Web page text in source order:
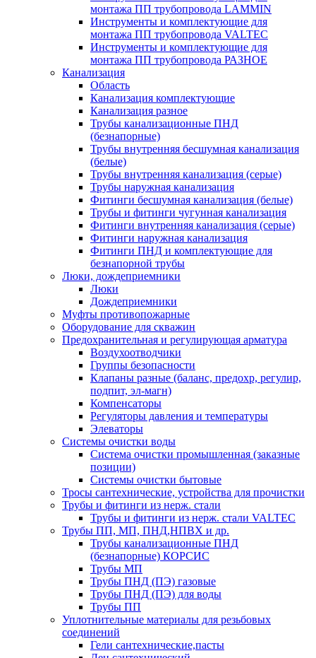
монтажа ПП трубопровода LAMMIN
Инструменты и комплектующие для
монтажа ПП трубопровода VALTEC
Инструменты и комплектующие для
монтажа ПП трубопровода РАЗНОЕ
Канализация
Область
Канализация комплектующие
Канализация разное
Трубы канализационные ПНД
(безнапорные)
Трубы внутренняя бесшумная канализация
(белые)
Трубы внутренняя канализация (серые)
Трубы наружная канализация
Фитинги бесшумная канализация (белые)
Трубы и фитинги чугунная канализация
Фитинги внутренняя канализация (серые)
Фитинги наружная канализация
Фитинги ПНД и комплектующие для
безнапорной трубы
Люки, дождеприемники
Люки
Дождеприемники
Муфты противопожарные
Оборудование для скважин
Предохранительная и регулирующая арматура
Воздухоотводчики
Группы безопасности
Клапаны разные (баланс, предохр, регулир,
подпит, эл-магн)
Компенсаторы
Регуляторы давления и температуры
Элеваторы
Системы очистки воды
Система очистки промышленная (заказные
позиции)
Системы очистки бытовые
Тросы сантехнические, устройства для прочистки
Трубы и фитинги из нерж. стали
Трубы и фитинги из нерж. стали VALTEC
Трубы ПП, МП, ПНД,НПВХ и др.
Трубы канализационные ПНД
(безнапорные) КОРСИС
Трубы МП
Трубы ПНД (ПЭ) газовые
Трубы ПНД (ПЭ) для воды
Трубы ПП
Уплотнительные материалы для резьбовых
соединений
Гели сантехнические,пасты